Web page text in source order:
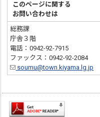
このページに関する
お問い合わせは
総務課
庁舎３階
電話：0942-92-7915
ファックス：0942-92-2084
soumu@town.kiyama.lg.jp